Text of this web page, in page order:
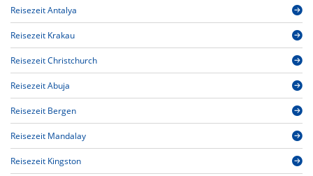
Reisezeit Antalya
Reisezeit Krakau
Reisezeit Christchurch
Reisezeit Abuja
Reisezeit Bergen
Reisezeit Mandalay
Reisezeit Kingston